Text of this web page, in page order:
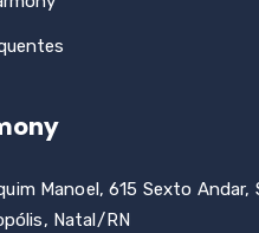
Manoel, 615 Sexto
Natal/RN